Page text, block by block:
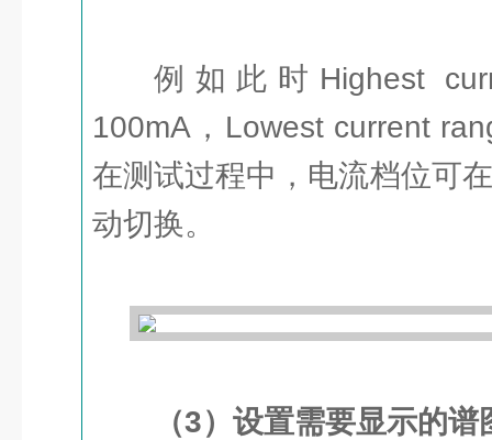
例如此时Highest
100mA，Lowest current
在测试过程中，电流档位可
动切换。
（3）设置需要显示的谱